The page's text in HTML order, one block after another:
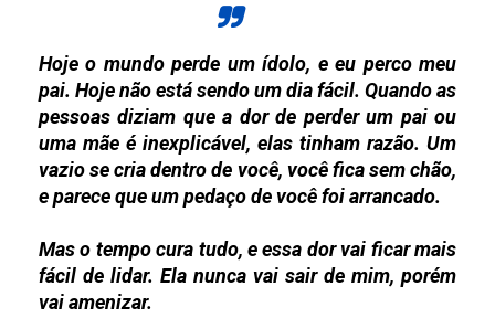
Hoje o mundo perde um ídolo, e eu perco meu
pai. Hoje não está sendo um dia fácil. Quando as
pessoas diziam que a dor de perder um pai ou
uma mãe é inexplicável, elas tinham razão. Um
vazio se cria dentro de você, você fica sem chão,
e parece que um pedaço de você foi arrancado.
Mas o tempo cura tudo, e essa dor vai ficar mais
fácil de lidar. Ela nunca vai sair de mim, porém
vai amenizar.